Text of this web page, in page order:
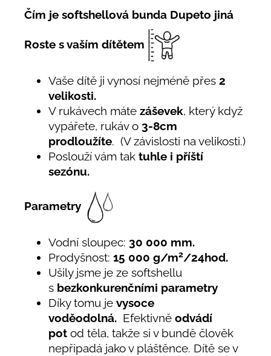
Čím je softshellová bunda Dupeto jiná
Roste s vaším dítětem
Vaše dítě ji vynosí nejméně přes 2
velikosti.
V rukávech máte záševek, který když
vypářete, rukáv o 3-8cm
prodloužíte. (V závislosti na velikosti.)
Poslouží vám tak tuhle i příští
sezónu.
Parametry
Vodní sloupec: 30 000 mm.
Prodyšnost: 15 000 g/m2/24hod.
Ušily jsme je ze softshellu
s bezkonkurenčními parametry
Díky tomu je vysoce
voděodolná. Efektivně odvádí
pot od těla, takže si v bundě člověk
nepřipadá jako v pláštěnce. Dítě se v